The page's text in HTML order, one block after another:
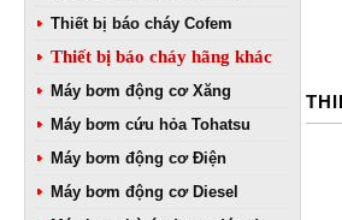
Thiết bị báo cháy Cofem
Thiết bị báo cháy hãng khác
Máy bơm động cơ Xăng
Máy bơm cứu hỏa Tohatsu
Máy bơm động cơ Điện
Máy bơm động cơ Diesel